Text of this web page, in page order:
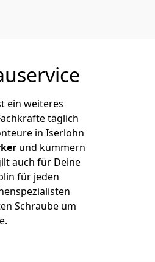
ein weiteres
täglich
in Iserlohn
und kümmern
auch für Deine
für jeden
Schraube um